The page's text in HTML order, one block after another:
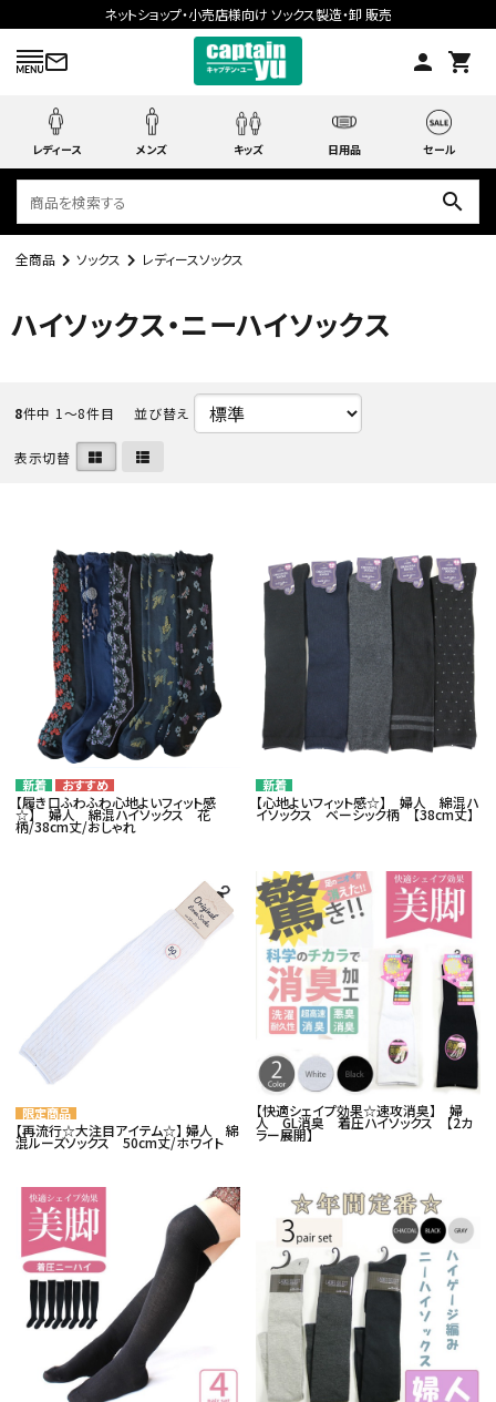
ネットショップ・小売店様向け ソックス製造・卸 販売
mail_outline person shopping_cart
レディース メンズ キッズ 日用品 セール
search
meeting_room ログイン
カテゴリー
コンテンツ
品番でおまとめ注文
ご利用ガイド
プライバシーポリシー
call 06-6130-8700
schedule
全商品 ソックス レディースソックス
ハイソックス・ニーハイソックス
8件中 1〜8件目 並び替え
表示切替
【履き口ふわふわ心地よいフィット感
☆】 婦人 綿混ハイソックス 花
柄/38cm丈/おしゃれ
【心地よいフィット感☆】 婦人 綿混ハ
イソックス ベーシック柄 【38cm丈】
【再流行☆大注目アイテム☆】 婦人 綿
混ルーズソックス 50cm丈/ホワイト
【快適シェイプ効果☆速攻消臭】 婦
人 GL消臭 着圧ハイソックス 【2カ
ラー展開】